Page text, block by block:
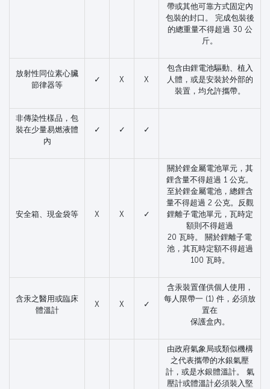
帶或其他可靠方式固定內
包裝的封口。 完成包裝後
的總重量不得超過 30 公
斤。
放射性同位素心臟
節律器等
✓ X X
包含由鋰電池驅動、植入
人體，或是安裝於外部的
裝置，均允許攜帶。
非傳染性樣品，包
裝在少量易燃液體
內
✓ ✓ ✓
安全箱、現金袋等 X X ✓
關於鋰金屬電池單元，其
鋰含量不得超過 1 公克。
至於鋰金屬電池，總鋰含
量不得超過 2 公克。反觀
鋰離子電池單元，瓦時定
額則不得超過
20 瓦時。 關於鋰離子電
池，其瓦時定額不得超過
100 瓦時。
含汞之醫用或臨床
體溫計
X X ✓
含汞裝置僅供個人使用，
每人限帶一 (1) 件，必須放
置在
保護盒內。
由政府氣象局或類似機構
之代表攜帶的水銀氣壓
計，或是水銀體溫計。 氣
壓計或體溫計必須裝入堅